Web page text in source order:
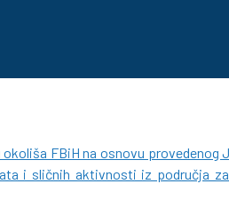
FBiH na osnovu provedenog
i sličnih aktivnosti iz područja